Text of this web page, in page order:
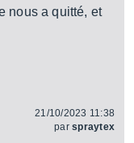
nous a quitté, et
21/10/2023 11:38
parspraytex